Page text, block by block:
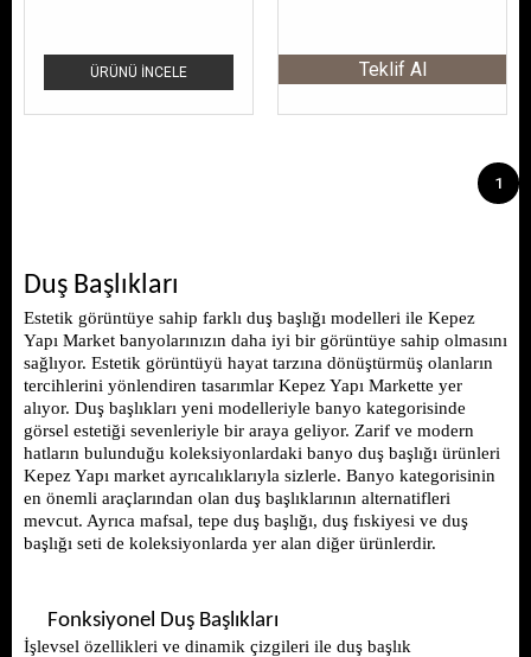
ÜRÜNÜ İNCELE Teklif Al
1
Duş Başlıkları
Estetik görüntüye sahip farklı duş başlığı modelleri ile Kepez
Yapı Market banyolarınızın daha iyi bir görüntüye sahip olmasını
sağlıyor. Estetik görüntüyü hayat tarzına dönüştürmüş olanların
tercihlerini yönlendiren tasarımlar Kepez Yapı Markette yer
alıyor. Duş başlıkları yeni modelleriyle banyo kategorisinde
görsel estetiği sevenleriyle bir araya geliyor. Zarif ve modern
hatların bulunduğu koleksiyonlardaki banyo duş başlığı ürünleri
Kepez Yapı market ayrıcalıklarıyla sizlerle. Banyo kategorisinin
en önemli araçlarından olan duş başlıklarının alternatifleri
mevcut. Ayrıca mafsal, tepe duş başlığı, duş fıskiyesi ve duş
başlığı seti de koleksiyonlarda yer alan diğer ürünlerdir.
Fonksiyonel Duş Başlıkları
İşlevsel özellikleri ve dinamik çizgileri ile duş başlık